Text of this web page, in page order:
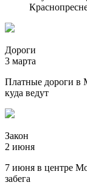
Дороги
3 марта
Платные дороги в
куда ведут
Закон
2 июня
7 июня в центре
забега